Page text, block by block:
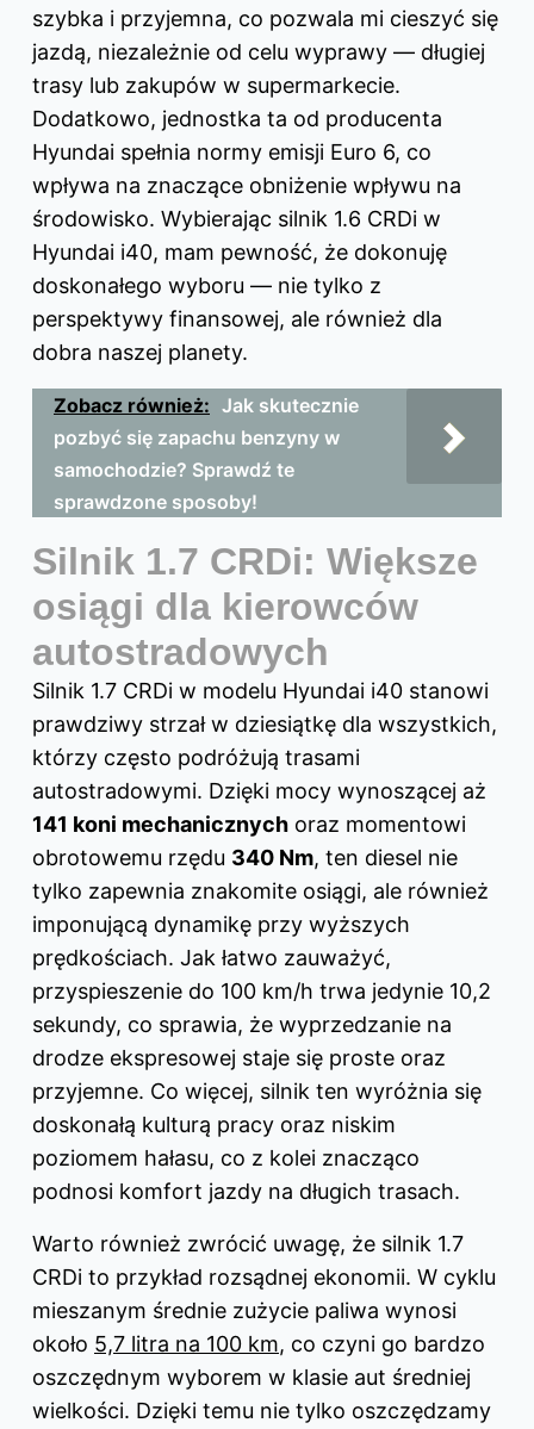
szybka i przyjemna, co pozwala mi cieszyć się
jazdą, niezależnie od celu wyprawy — długiej
trasy lub zakupów w supermarkecie.
Dodatkowo, jednostka ta od producenta
Hyundai spełnia normy emisji Euro 6, co
wpływa na znaczące obniżenie wpływu na
środowisko. Wybierając silnik 1.6 CRDi w
Hyundai i40, mam pewność, że dokonuję
doskonałego wyboru — nie tylko z
perspektywy finansowej, ale również dla
dobra naszej planety.
Zobacz również: Jak skutecznie
pozbyć się zapachu benzyny w
samochodzie? Sprawdź te
sprawdzone sposoby!
Silnik 1.7 CRDi: Większe
osiągi dla kierowców
autostradowych
Silnik 1.7 CRDi w modelu Hyundai i40 stanowi
prawdziwy strzał w dziesiątkę dla wszystkich,
którzy często podróżują trasami
autostradowymi. Dzięki mocy wynoszącej aż
141 koni mechanicznych oraz momentowi
obrotowemu rzędu 340 Nm, ten diesel nie
tylko zapewnia znakomite osiągi, ale również
imponującą dynamikę przy wyższych
prędkościach. Jak łatwo zauważyć,
przyspieszenie do 100 km/h trwa jedynie 10,2
sekundy, co sprawia, że wyprzedzanie na
drodze ekspresowej staje się proste oraz
przyjemne. Co więcej, silnik ten wyróżnia się
doskonałą kulturą pracy oraz niskim
poziomem hałasu, co z kolei znacząco
podnosi komfort jazdy na długich trasach.
Warto również zwrócić uwagę, że silnik 1.7
CRDi to przykład rozsądnej ekonomii. W cyklu
mieszanym średnie zużycie paliwa wynosi
około 5,7 litra na 100 km, co czyni go bardzo
oszczędnym wyborem w klasie aut średniej
wielkości. Dzięki temu nie tylko oszczędzamy